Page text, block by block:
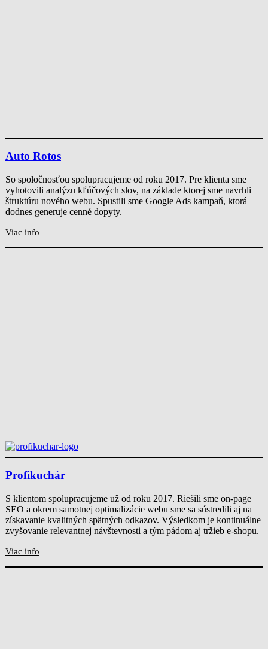
Auto Rotos
So spoločnosťou spolupracujeme od roku 2017. Pre klienta sme
vyhotovili analýzu kľúčových slov, na základe ktorej sme navrhli
štruktúru nového webu. Spustili sme Google Ads kampaň, ktorá
dodnes generuje cenné dopyty.
Viac info
Profikuchár
S klientom spolupracujeme už od roku 2017. Riešili sme on-page
SEO a okrem samotnej optimalizácie webu sme sa sústredili aj na
získavanie kvalitných spätných odkazov. Výsledkom je kontinuálne
zvyšovanie relevantnej návštevnosti a tým pádom aj tržieb e-shopu.
Viac info